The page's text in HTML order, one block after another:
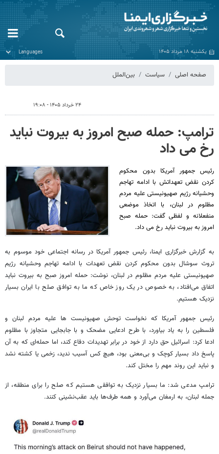
یکشنبه ۱۸ مرداد ۱۴۰۵
صفحه اصلی سیاست بین‌الملل
۲۴ خرداد ۱۴۰۵ - ۱۹:۰۸
ترامپ: حمله صبح امروز به بیروت نباید
رخ می داد
رئیس جمهور آمریکا بدون محکوم
کردن نقض تعهداتش با ادامه تهاجم
وحشیانه رژیم صهیونیستی علیه مردم
مظلوم در لبنان، با اتخاذ موضعی
منفعلانه و لفظی گفت: حمله صبح
امروز به بیروت نباید رخ می داد.
به گزارش خبرگزاری ایمنا، رئیس جمهور آمریکا در رسانه اجتماعی خود موسوم به
تروث سوشال بدون محکوم کردن نقض تعهدات با ادامه تهاجم وحشیانه رژیم
صهیونیستی علیه مردم مظلوم در لبنان، نوشت: حمله امروز صبح به بیروت نباید
اتفاق می‌افتاد، به خصوص در یک روز خاص که ما به توافق صلح با ایران بسیار
نزدیک هستیم.
رئیس جمهور آمریکا که نخواست توحش صهیونیست ها علیه مردم لبنان و
فلسطین را به یاد بیاورد، با طرح ادعایی مضحک و با جابجایی متجاوز با مظلوم
ادعا کرد: اسرائیل حق دارد از خود در برابر تهدیدات دفاع کند، اما حمله‌ای که به آن
پاسخ داد بسیار کوچک و بی‌معنی بود، هیچ کس آسیب ندید، زخمی یا کشته نشد
و نباید این روند مهم را مختل کند.
ترامپ مدعی شد: ما بسیار نزدیک به توافقی هستیم که صلح را برای منطقه، از
جمله لبنان، به ارمغان می‌آورد و همه طرف‌ها باید عقب‌نشینی کنند.